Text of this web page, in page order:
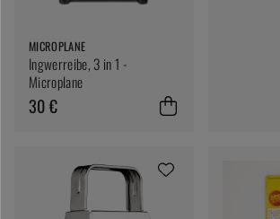
MICROPLANE
Ingwerreibe, 3 in 1 -
Microplane
30 €